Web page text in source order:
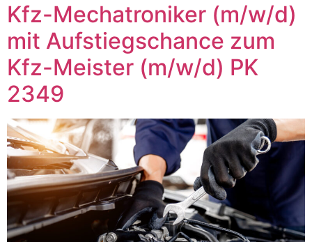
Kfz-Mechatroniker (m/w/d)
mit Aufstiegschance zum
Kfz-Meister (m/w/d) PK
2349